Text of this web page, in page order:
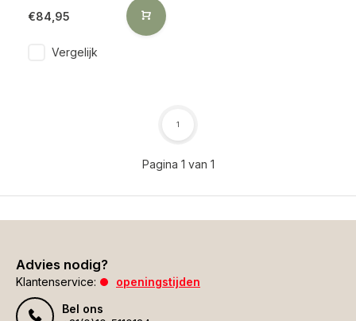
€84,95
Vergelijk
Pagina 1 van 1
1
Advies nodig?
Klantenservice:
openingstijden
Bel ons